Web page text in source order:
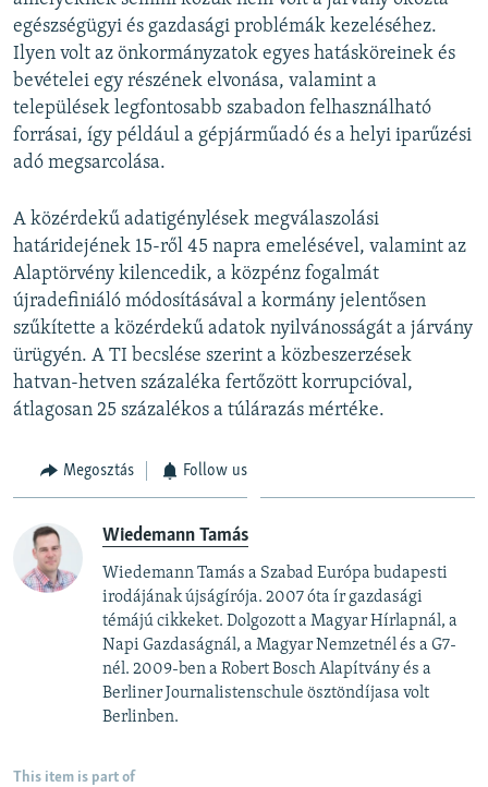
egészségügyi és gazdasági problémák kezeléséhez.
Ilyen volt az önkormányzatok egyes hatásköreinek és
bevételei egy részének elvonása, valamint a
települések legfontosabb szabadon felhasználható
forrásai, így például a gépjárműadó és a helyi iparűzési
adó megsarcolása.
A közérdekű adatigénylések megválaszolási
határidejének 15-ről 45 napra emelésével, valamint az
Alaptörvény kilencedik, a közpénz fogalmát
újradefiniáló módosításával a kormány jelentősen
szűkítette a közérdekű adatok nyilvánosságát a járvány
ürügyén. A TI becslése szerint a közbeszerzések
hatvan-hetven százaléka fertőzött korrupcióval,
átlagosan 25 százalékos a túlárazás mértéke.
Megosztás Follow us
Wiedemann Tamás
Wiedemann Tamás a Szabad Európa budapesti
irodájának újságírója. 2007 óta ír gazdasági
témájú cikkeket. Dolgozott a Magyar Hírlapnál, a
Napi Gazdaságnál, a Magyar Nemzetnél és a G7-
nél. 2009-ben a Robert Bosch Alapítvány és a
Berliner Journalistenschule ösztöndíjasa volt
Berlinben.
This item is part of